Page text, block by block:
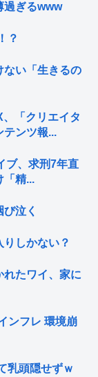
過ぎるwww
？
ない「生きるの
「クリエイタ
テンツ報...
ブ、求刑7年直
「精...
泣く
しかない？
れたワイ、家に
ンフレ 環境崩
乳頭隠せずｗ